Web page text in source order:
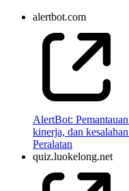
alertbot.com
AlertBot:
kinerja, dan
Peralatan
quiz.luokelong.net